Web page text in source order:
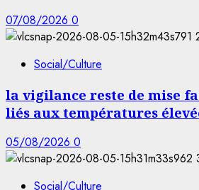
07/08/2026 0
Social/Culture
la vigilance reste de mise
liés aux températures
05/08/2026 0
Social/Culture